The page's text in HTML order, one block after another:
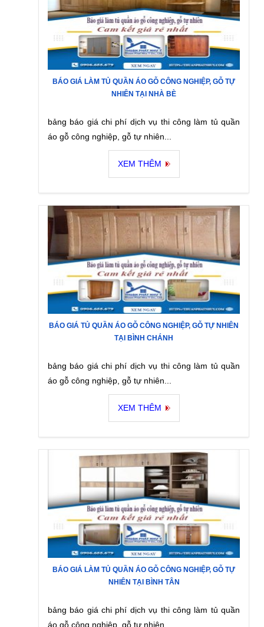
BÁO GIÁ LÀM TỦ QUẦN ÁO GỖ CÔNG NGHIỆP, GỖ TỰ
NHIÊN TẠI NHÀ BÈ
bảng báo giá chi phí dịch vụ thi công làm tủ quần
áo gỗ công nghiệp, gỗ tự nhiên...
XEM THÊM
BÁO GIÁ TỦ QUẦN ÁO GỖ CÔNG NGHIỆP, GỖ TỰ NHIÊN
TẠI BÌNH CHÁNH
bảng báo giá chi phí dịch vụ thi công làm tủ quần
áo gỗ công nghiệp, gỗ tự nhiên...
XEM THÊM
BÁO GIÁ LÀM TỦ QUẦN ÁO GỖ CÔNG NGHIỆP, GỖ TỰ
NHIÊN TẠI BÌNH TÂN
bảng báo giá chi phí dịch vụ thi công làm tủ quần
áo gỗ công nghiệp, gỗ tự nhiên...